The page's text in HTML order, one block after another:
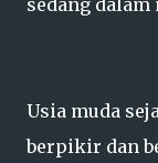
sedang dalam
Usia muda
berpikir dan